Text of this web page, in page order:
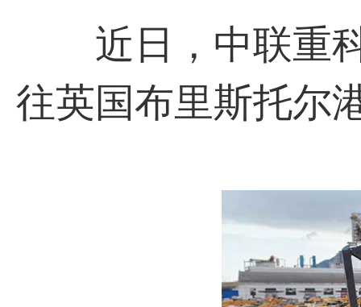
近日，中联重科
往英国布里斯托尔